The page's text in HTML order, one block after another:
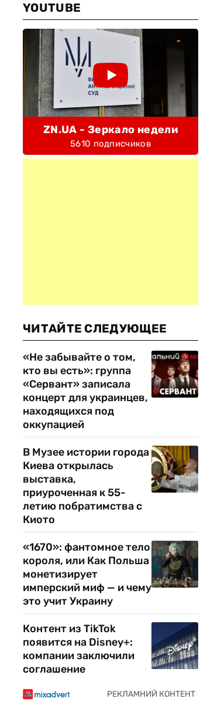
YOUTUBE
ZN.UA - Зеркало недели
5610 подписчиков
ЧИТАЙТЕ СЛЕДУЮЩЕЕ
«Не забывайте о том,
кто вы есть»: группа
«Сервант» записала
концерт для украинцев,
находящихся под
оккупацией
В Музее истории города
Киева открылась
выставка,
приуроченная к 55-
летию побратимства с
Киото
«1670»: фантомное тело
короля, или Как Польша
монетизирует
имперский миф — и чему
это учит Украину
Контент из TikTok
появится на Disney+:
компании заключили
соглашение